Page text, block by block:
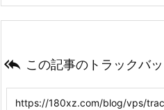
 この記事のトラックバ